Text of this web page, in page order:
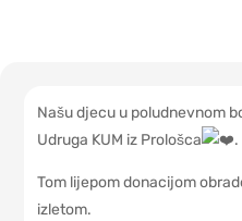
Našu djecu u poludnevnom
Udruga KUM iz Prološca
.
Tom lijepom donacijom
izletom.